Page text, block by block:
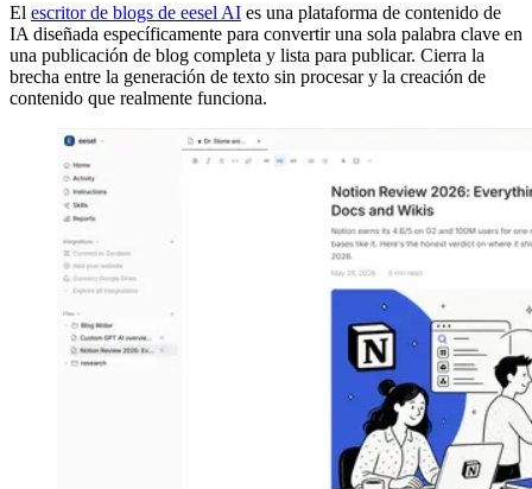
El escritor de blogs de eesel AI es una plataforma de contenido de
IA diseñada específicamente para convertir una sola palabra clave en
una publicación de blog completa y lista para publicar. Cierra la
brecha entre la generación de texto sin procesar y la creación de
contenido que realmente funciona.